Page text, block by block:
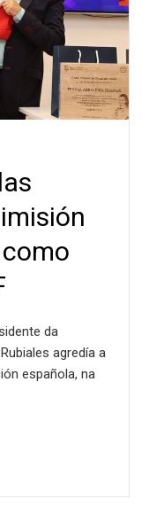
da
agredía a
española, na